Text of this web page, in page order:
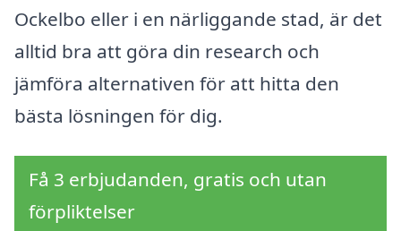
Ockelbo eller i en närliggande stad, är det
alltid bra att göra din research och
jämföra alternativen för att hitta den
bästa lösningen för dig.
Få 3 erbjudanden, gratis och utan
förpliktelser